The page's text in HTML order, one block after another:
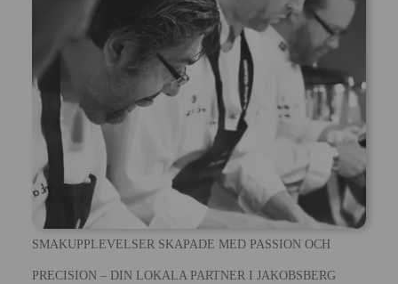
SMAKUPPLEVELSER SKAPADE MED PASSION OCH
PRECISION – DIN LOKALA PARTNER I JAKOBSBERG